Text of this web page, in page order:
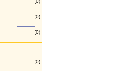
(0)
(0)
(0)
(0)